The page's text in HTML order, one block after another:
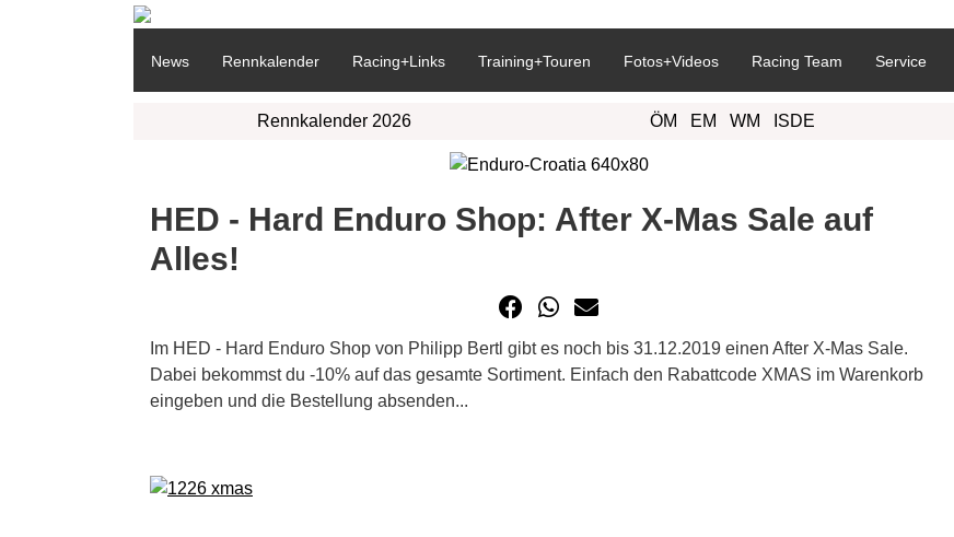
News Rennkalender Racing+Links Training+Touren Fotos+Videos Racing Team Service
Rennkalender 2026 ÖM EM WM ISDE
HED - Hard Enduro Shop: After X-Mas Sale auf
Alles!
Im HED - Hard Enduro Shop von Philipp Bertl gibt es noch bis 31.12.2019 einen After X-Mas Sale.
Dabei bekommst du -10% auf das gesamte Sortiment. Einfach den Rabattcode XMAS im Warenkorb
eingeben und die Bestellung absenden...